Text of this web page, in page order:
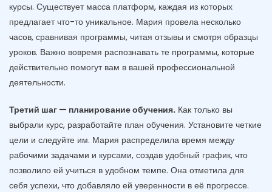
курсы. Существует масса платформ, каждая из которых
предлагает что-то уникальное. Мария провела несколько
часов, сравнивая программы, читая отзывы и смотря образцы
уроков. Важно вовремя распознавать те программы, которые
действительно помогут вам в вашей профессиональной
деятельности.
Третий шаг — планирование обучения. Как только вы
выбрали курс, разработайте план обучения. Установите четкие
цели и следуйте им. Мария распределила время между
рабочими задачами и курсами, создав удобный график, что
позволило ей учиться в удобном темпе. Она отметила для
себя успехи, что добавляло ей уверенности в её прогрессе.